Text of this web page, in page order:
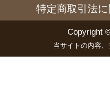
特定商取引法
Copyright
当サイトの内容